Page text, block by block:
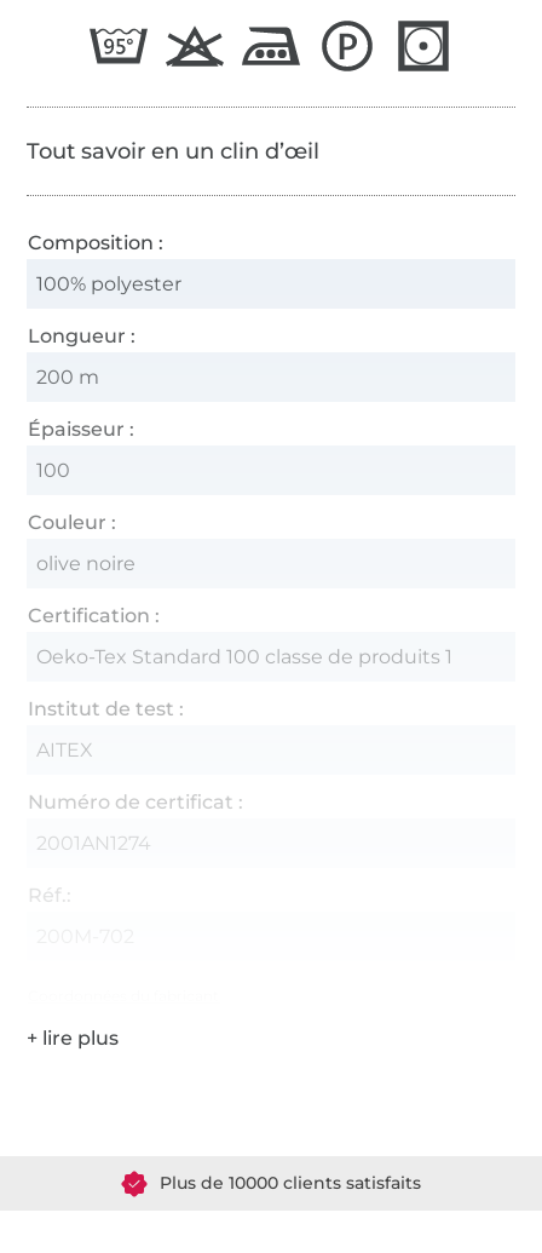
Tout savoir en un clin d’œil
Composition :
100% polyester
Longueur :
200 m
Épaisseur :
100
Couleur :
olive noire
Certification :
Oeko-Tex Standard 100 classe de produits 1
Institut de test :
AITEX
Numéro de certificat :
2001AN1274
Réf.:
Plus de 10000 clients satisfaits